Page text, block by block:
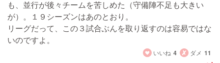
も、並行が後々チームを苦しめた（守備陣不足も大きい
が）。１９シーズンはあのとおり。
リーグだって、この３試合ぶんを取り返すのは容易ではな
いのですよ。
いいね 4 ダメ 11